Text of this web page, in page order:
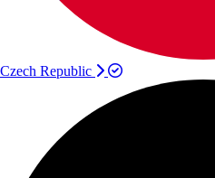
Czech Republic